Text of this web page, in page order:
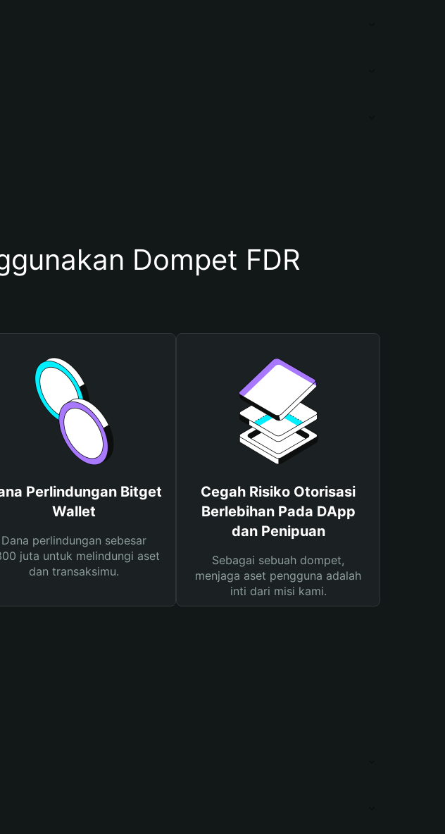
Dompet FDR
Perlindungan Bitget
Wallet
Dana perlindungan sebesar
juta untuk melindungi aset
dan transaksimu.
Cegah Risiko Otorisasi
Berlebihan Pada DApp
dan Penipuan
Sebagai sebuah dompet,
menjaga aset pengguna adalah
inti dari misi kami.